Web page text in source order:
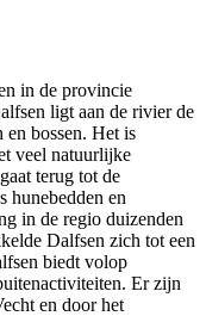
in de provincie
ligt aan de rivier de
en bossen. Het is
veel natuurlijke
terug tot de
hunebedden en
in de regio duizenden
Dalfsen zich tot een
biedt volop
Er zijn
en door het